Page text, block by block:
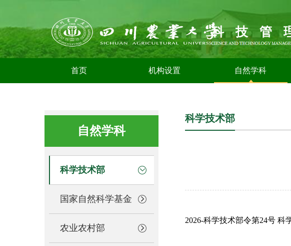
科技管
首页 机构设置 自然学科
自然学科
科学技术部
国家自然科学基金
农业农村部
科学技术部
2026-科学技术部令第24号 科